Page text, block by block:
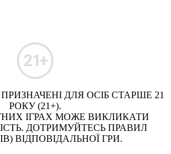
ДЛЯ ОСІБ СТАРШЕ 21
РОКУ (21+).
ІГРАХ МОЖЕ ВИКЛИКАТИ
ДОТРИМУЙТЕСЬ ПРАВИЛ
ВІДПОВІДАЛЬНОЇ ГРИ.